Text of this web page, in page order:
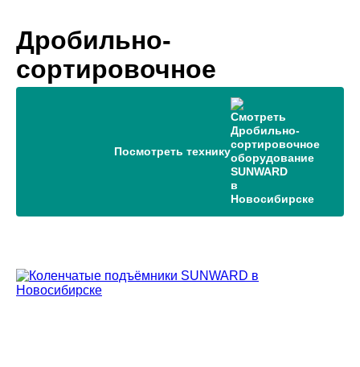
Дробильно-
сортировочное
оборудование SUNWARD
Посмотреть технику